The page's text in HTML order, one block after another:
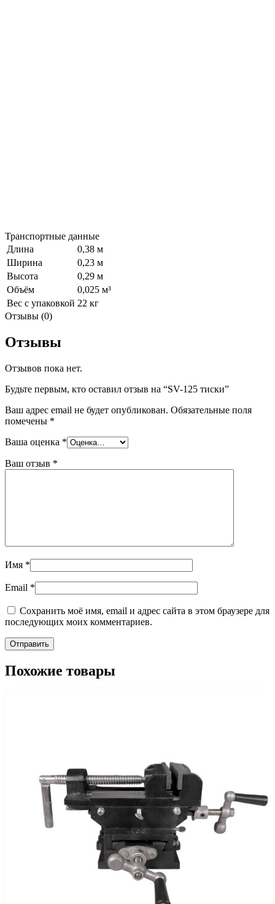
Транспортные данные
Длина
0,38 м
Ширина
0,23 м
Высота
0,29 м
Объём
0,025 м³
Вес с упаковкой 22 кг
Отзывы (0)
Отзывы
Отзывов пока нет.
Будьте первым, кто оставил отзыв на “SV-125 тиски”
Ваш адрес email не будет опубликован. Обязательные поля
помечены *
Ваша оценка *
Ваш отзыв *
Имя *
Email *
Сохранить моё имя, email и адрес сайта в этом браузере для
последующих моих комментариев.
Похожие товары